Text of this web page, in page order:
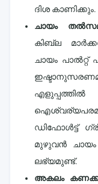
ദിശ കാണിക്കും.
ചായം
കിബ്ല
ചായം പാൽറ്റ്
ഡിഫോൾട്ട്
മുഴുവൻ ചായം
ലഭ്യമുണ്ട്.
അകലം